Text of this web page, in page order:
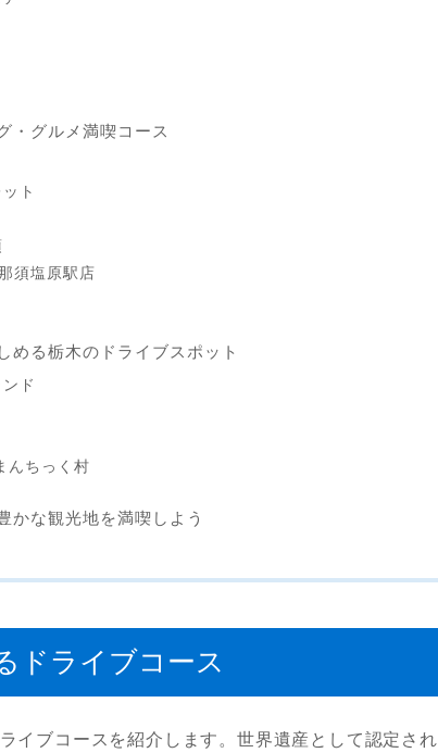
・グルメ満喫コース
ト
須塩原駅店
める栃木のドライブスポット
ド
んちっく村
かな観光地を満喫しよう
ドライブコース
イブコースを紹介します。世界遺産として認定され